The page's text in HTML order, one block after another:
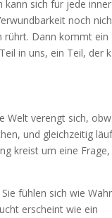
kann sich für jede
noch
rührt. Dann kommt ein
in uns, ein Teil, der
Welt verengt sich,
und gleichzeitig
kreist um eine Frage,
fühlen sich wie
erscheint wie ein